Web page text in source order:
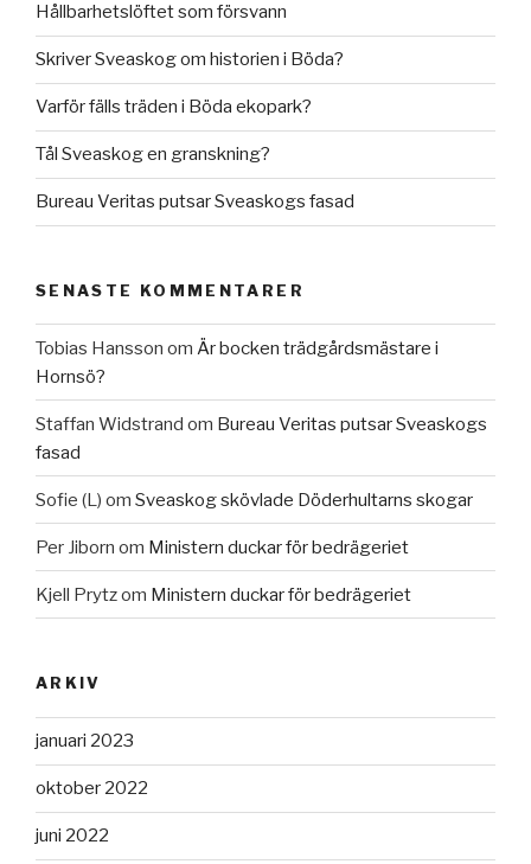
Hållbarhetslöftet som försvann
Skriver Sveaskog om historien i Böda?
Varför fälls träden i Böda ekopark?
Tål Sveaskog en granskning?
Bureau Veritas putsar Sveaskogs fasad
SENASTE KOMMENTARER
Tobias Hansson om Är bocken trädgårdsmästare i
Hornsö?
Staffan Widstrand om Bureau Veritas putsar Sveaskogs
fasad
Sofie (L) om Sveaskog skövlade Döderhultarns skogar
Per Jiborn om Ministern duckar för bedrägeriet
Kjell Prytzom Ministern duckar för bedrägeriet
ARKIV
januari 2023
oktober 2022
juni 2022